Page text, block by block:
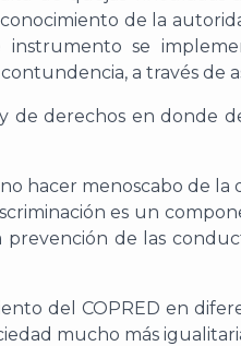
de la
instrumento se
a través de
de derechos en donde
hacer menoscabo de
es un
de las
del COPRED en
mucho más